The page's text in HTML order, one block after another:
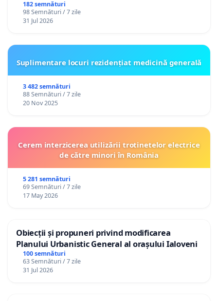
182 semnături
98 Semnături / 7 zile
31 Jul 2026
Suplimentare locuri rezidențiat medicină generală
3 482 semnături
88 Semnături / 7 zile
20 Nov 2025
Cerem interzicerea utilizării trotinetelor electrice
de către minori în România
5 281 semnături
69 Semnături / 7 zile
17 May 2026
Obiecții și propuneri privind modificarea
Planului Urbanistic General al orașului Ialoveni
100 semnături
63 Semnături / 7 zile
31 Jul 2026